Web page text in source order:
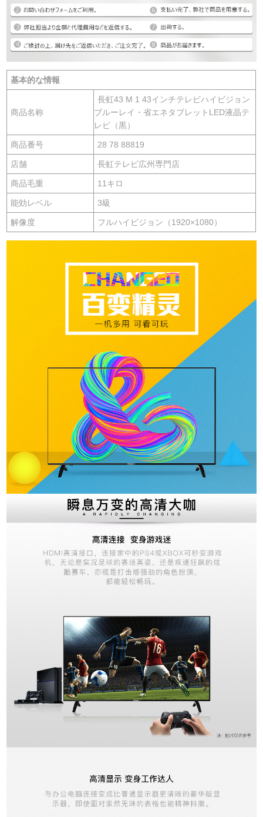
基本的な情報
商品名称
長虹43 M 1 43インチテレビハイビジョン
ブルーレイ・省エネタブレットLED液晶テ
レビ（黒）
商品番号 28 78 88819
店舗 長虹テレビ広州専門店
商品毛重 11キロ
能効レベル 3級
解像度 フルハイビジョン（1920×1080）